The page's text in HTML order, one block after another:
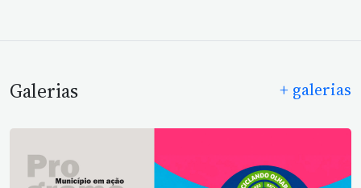
Galerias + galerias